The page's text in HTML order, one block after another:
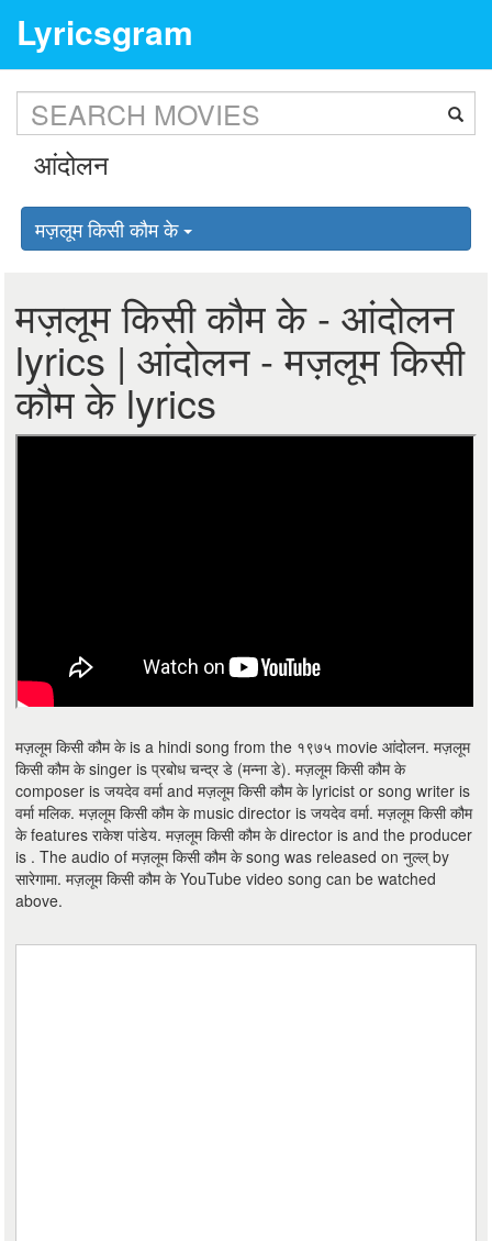
Lyricsgram
मज़लूम किसी कौम के
मज़लूम किसी कौम के - आंदोलन
lyrics | आंदोलन - मज़लूम किसी
कौम के lyrics
मज़लूम किसी कौम के is a hindi song from the १९७५ movie आंदोलन. मज़लूम
किसी कौम के singer is प्रबोध चन्द्र डे (मन्ना डे). मज़लूम किसी कौम के
composer is जयदेव वर्मा and मज़लूम किसी कौम के lyricist or song writer is
वर्मा मलिक. मज़लूम किसी कौम के music director is जयदेव वर्मा. मज़लूम किसी कौम
के features राकेश पांडेय. मज़लूम किसी कौम के director is and the producer
is . The audio of मज़लूम किसी कौम के song was released on नुल्ल् by
सारेगामा. मज़लूम किसी कौम के YouTube video song can be watched
above.